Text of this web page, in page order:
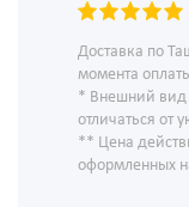
Доставка по
момента
* Внешний вид
отличаться от
** Цена
оформленных